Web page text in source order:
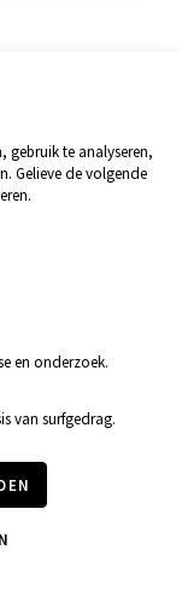
gebruik te analyseren,
Gelieve de volgende
en onderzoek.
van surfgedrag.